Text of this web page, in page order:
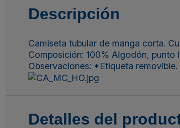
Descripción
Camiseta tubular de manga corta.
Composición: 100% Algodón,
Observaciones: *Etiqueta
Detalles del